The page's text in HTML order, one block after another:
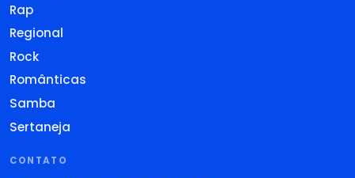
Rap
Regional
Rock
Românticas
Samba
Sertaneja
CONTATO